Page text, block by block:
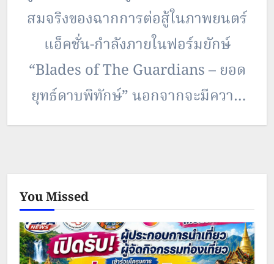
สมจริงของฉากการต่อสู้ในภาพยนตร์
แอ็คชั่น-กำลังภายในฟอร์มยักษ์
“Blades of The Guardians – ยอด
ยุทธ์ดาบพิทักษ์” นอกจากจะมีความ
โดดเด่นในด้านการให้ความสำคัญกับ
ยอดยุทธ์ดาบพิทักษ์” ยังเน้นย้ำให้เห็น
ถึงความสมจริงด้วยการถ่ายทำใน
สถานที่จริงทั้งหมดในเขตปกครองตน
You Missed